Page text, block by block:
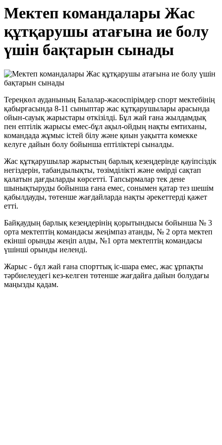
Мектеп командалары Жас
құтқарушы атағына ие болу
үшін бақтарын сынады
Тереңкөл ауданының Балалар-жасөспірімдер спорт мектебінің
қабырғасында 8-11 сыныптар жас құтқарушылары арасында
ойын-сауық жарыстары өткізілді. Бұл жай ғана жылдамдық
пен ептілік жарысы емес-бұл ақыл-ойдың нақты емтиханы,
командада жұмыс істей білу және қиын уақытта көмекке
келуге дайын болу бойынша ептіліктері сыналды.
Жас құтқарушылар жарыстың барлық кезеңдерінде қауіпсіздік
негіздерін, табандылықты, төзімділікті және өмірді сақтап
қалатын дағдыларды көрсетті. Тапсырмалар тек дене
шынықтыруды бойынша ғана емес, сонымен қатар тез шешім
қабылдауды, төтенше жағдайларда нақты әрекеттерді қажет
етті.
Байқаудың барлық кезеңдерінің қорытындысы бойынша № 3
орта мектептің командасы жеңімпаз атанды, № 2 орта мектеп
екінші орынды жеңіп алды, №1 орта мектептің командасы
үшінші орынды иеленді.
Жарыс - бұл жай ғана спорттық іс-шара емес, жас ұрпақты
тәрбиелеудегі кез-келген төтенше жағдайға дайын болудағы
маңызды қадам.